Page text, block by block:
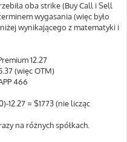
oba strike (Buy Call i Sell
wygasania (więc było
wynikającego z matematyki i
12.27
(więc OTM)
466
= $1773 (nie licząc
na różnych spółkach.